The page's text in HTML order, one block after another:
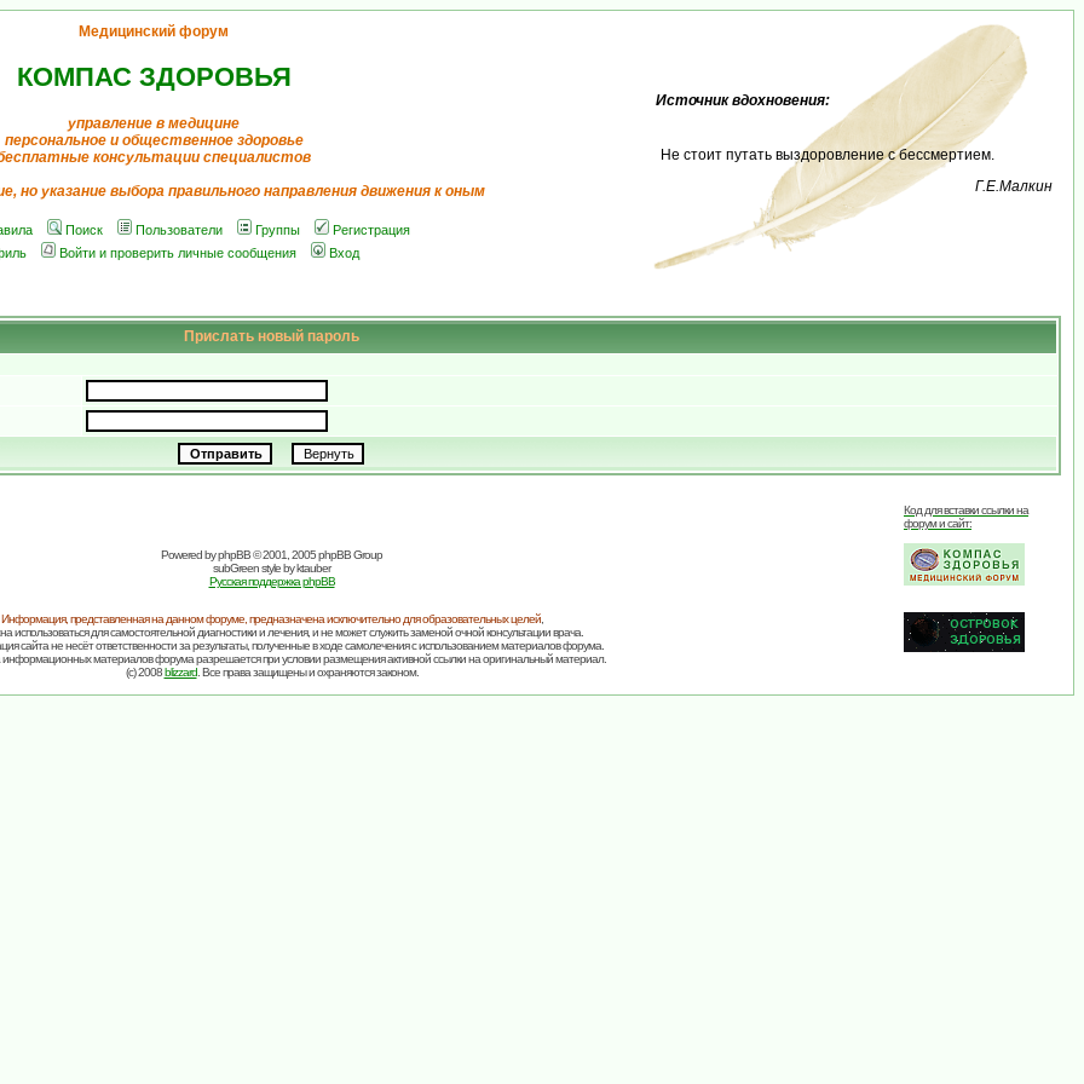
Медицинский форум
КОМПАС ЗДОРОВЬЯ
управление в медицине
персональное и общественное здоровье
консультации специалистов
но указание выбора правильного направления движения к оным
Поиск Пользователи Группы
Регистрация
Войти и проверить личные сообщения Вход
Источник вдохновения:
Не стоит путать выздоровление с бессмертием.
Г.Е.Малкин
Прислать новый пароль
Powered byphpBB© 2001, 2005 phpBB Group
subGreen style byktauber
Русская поддержка phpBB
Код для вставки ссылки на
форум и сайт:
Информация, представленная на данном форуме, предназначена исключительно для образовательных целей,
использоваться для самостоятельной диагностики и лечения, и не может служить заменой очной консультации врача.
сайта не несёт ответственности за результаты, полученные в ходе самолечения с использованием материалов форума.
информационных материалов форума разрешается при условии размещения активной ссылки на оригинальный материал.
(c) 2008blizzard. Все права защищены и охраняются законом.